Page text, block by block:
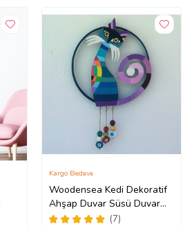
Woodensea Kedi Dekoratif
Ahşap Duvar Süsü Duvar
Dekoru Cam Nazar
(7)
Kargo Bedava